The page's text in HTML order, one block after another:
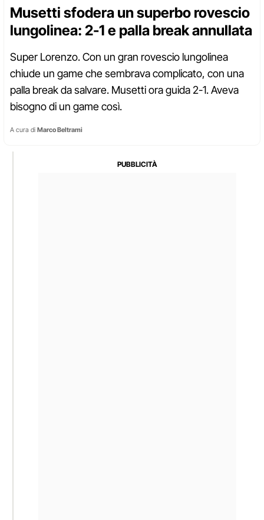
Musetti sfodera un superbo rovescio
lungolinea: 2-1 e palla break annullata
Super Lorenzo. Con un gran rovescio lungolinea
chiude un game che sembrava complicato, con una
palla break da salvare. Musetti ora guida 2-1. Aveva
bisogno di un game così.
A cura di Marco Beltrami